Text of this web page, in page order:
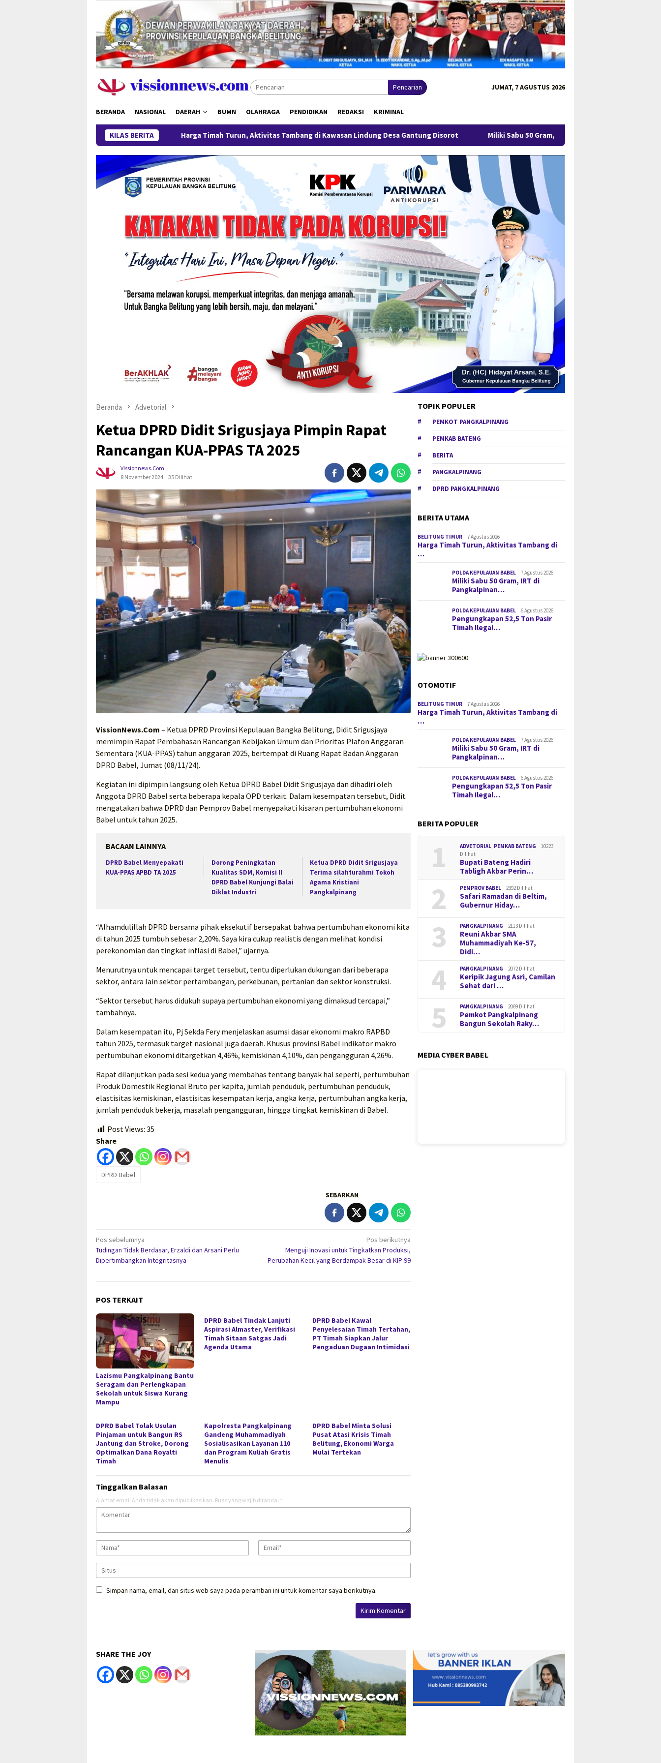
konten
Pencarian JUMAT, 7 AGUSTUS 2026
BERANDA NASIONAL DAERAH BUMN OLAHRAGA PENDIDIKAN REDAKSI KRIMINAL
KILAS BERITA
Harga Timah Turun, Aktivitas Tambang di Kawasan Lindung Desa Gantung Disorot Miliki Sabu 50 Gram, IRT di Pangkalpinang Ditangkap Ditresnarkoba
Beranda Advetorial
Ketua DPRD Didit Srigusjaya Pimpin Rapat
Rancangan KUA-PPAS TA 2025
Vissionnews.com
8 November 2024
35 Dilihat
VissionNews.Com – Ketua DPRD Provinsi Kepulauan Bangka Belitung, Didit Srigusjaya
memimpin Rapat Pembahasan Rancangan Kebijakan Umum dan Prioritas Plafon Anggaran
Sementara (KUA-PPAS) tahun anggaran 2025, bertempat di Ruang Rapat Badan Anggaran
DPRD Babel, Jumat (08/11/24).
Kegiatan ini dipimpin langsung oleh Ketua DPRD Babel Didit Srigusjaya dan dihadiri oleh
Anggota DPRD Babel serta beberapa kepala OPD terkait. Dalam kesempatan tersebut, Didit
mengatakan bahwa DPRD dan Pemprov Babel menyepakati kisaran pertumbuhan ekonomi
Babel untuk tahun 2025.
BACAAN LAINNYA
DPRD Babel Menyepakati
KUA-PPAS APBD TA 2025
Dorong Peningkatan
Kualitas SDM, Komisi II
DPRD Babel Kunjungi Balai
Diklat Industri
Ketua DPRD Didit Srigusjaya
Terima silahturahmi Tokoh
Agama Kristiani
Pangkalpinang
“Alhamdulillah DPRD bersama pihak eksekutif bersepakat bahwa pertumbuhan ekonomi kita
di tahun 2025 tumbuh sebesar 2,20%. Saya kira cukup realistis dengan melihat kondisi
perekonomian dan tingkat inflasi di Babel,” ujarnya.
Menurutnya untuk mencapai target tersebut, tentu diperlukan dukungan dari beberapa
sektor, antara lain sektor pertambangan, perkebunan, pertanian dan sektor konstruksi.
“Sektor tersebut harus didukuh supaya pertumbuhan ekonomi yang dimaksud tercapai,”
tambahnya.
Dalam kesempatan itu, Pj Sekda Fery menjelaskan asumsi dasar ekonomi makro RAPBD
tahun 2025, termasuk target nasional juga daerah. Khusus provinsi Babel indikator makro
pertumbuhan ekonomi ditargetkan 4,46%, kemiskinan 4,10%, dan pengangguran 4,26%.
Rapat dilanjutkan pada sesi kedua yang membahas tentang banyak hal seperti, pertumbuhan
Produk Domestik Regional Bruto per kapita, jumlah penduduk, pertumbuhan penduduk,
elastisitas kemiskinan, elastisitas kesempatan kerja, angka kerja, pertumbuhan angka kerja,
jumlah penduduk bekerja, masalah pengangguran, hingga tingkat kemiskinan di Babel.
Post Views: 35
Share
DPRD Babel
SEBARKAN
Navigasi
pos
Pos sebelumnya
Tudingan Tidak Berdasar, Erzaldi dan Arsani Perlu
Dipertimbangkan Integritasnya
Pos berikutnya
Menguji Inovasi untuk Tingkatkan Produksi,
Perubahan Kecil yang Berdampak Besar di KIP 99
POS TERKAIT
Lazismu Pangkalpinang Bantu
Seragam dan Perlengkapan
Sekolah untuk Siswa Kurang
Mampu
DPRD Babel Tindak Lanjuti
Aspirasi Almaster, Verifikasi
Timah Sitaan Satgas Jadi
Agenda Utama
DPRD Babel Kawal
Penyelesaian Timah Tertahan,
PT Timah Siapkan Jalur
Pengaduan Dugaan Intimidasi
DPRD Babel Tolak Usulan
Pinjaman untuk Bangun RS
Jantung dan Stroke, Dorong
Optimalkan Dana Royalti
Timah
Kapolresta Pangkalpinang
Gandeng Muhammadiyah
Sosialisasikan Layanan 110
dan Program Kuliah Gratis
Menulis
DPRD Babel Minta Solusi
Pusat Atasi Krisis Timah
Belitung, Ekonomi Warga
Mulai Tertekan
Tinggalkan Balasan
Alamat email Anda tidak akan dipublikasikan. Ruas yang wajib ditandai *
Simpan nama, email, dan situs web saya pada peramban ini untuk komentar saya berikutnya.
TOPIK POPULER
PEMKOT PANGKALPINANG
PEMKAB BATENG
BERITA
PANGKALPINANG
DPRD PANGKALPINANG
BERITA UTAMA
BELITUNG TIMUR 7 Agustus 2026
Harga Timah Turun, Aktivitas Tambang di
…
POLDA KEPULAUAN BABEL 7 Agustus 2026
Miliki Sabu 50 Gram, IRT di
Pangkalpinan…
POLDA KEPULAUAN BABEL 6 Agustus 2026
Pengungkapan 52,5 Ton Pasir
Timah Ilegal…
OTOMOTIF
BELITUNG TIMUR 7 Agustus 2026
Harga Timah Turun, Aktivitas Tambang di
…
POLDA KEPULAUAN BABEL 7 Agustus 2026
Miliki Sabu 50 Gram, IRT di
Pangkalpinan…
POLDA KEPULAUAN BABEL 6 Agustus 2026
Pengungkapan 52,5 Ton Pasir
Timah Ilegal…
BERITA POPULER
1 ADVETORIAL, PEMKAB BATENG
10223
Dilihat
Bupati Bateng Hadiri
Tabligh Akbar Perin…
2 PEMPROV BABEL 2392 Dilihat
Safari Ramadan di Beltim,
Gubernur Hiday…
3 PANGKALPINANG 2113 Dilihat
Reuni Akbar SMA
Muhammadiyah Ke-57,
Didi…
4 PANGKALPINANG 2072 Dilihat
Keripik Jagung Asri, Camilan
Sehat dari …
5 PANGKALPINANG 2069 Dilihat
Pemkot Pangkalpinang
Bangun Sekolah Raky…
MEDIA CYBER BABEL
SHARE THE JOY